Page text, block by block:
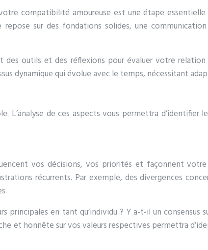
compatibilité amoureuse est une étape
sur des fondations solides, une
outils et des réflexions pour évaluer votre
dynamique qui évolue avec le temps, nécessitant
L’analyse de ces aspects vous permettra
vos décisions, vos priorités et façonnent
récurrents. Par exemple, des divergences
en tant qu’individu ? Y a-t-il un consensus
et honnête sur vos valeurs respectives permettra